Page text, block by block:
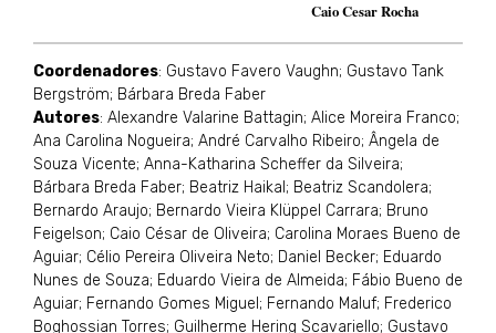
Caio Cesar Rocha
Coordenadores: Gustavo Favero Vaughn; Gustavo Tank
Bergström; Bárbara Breda Faber
Autores: Alexandre Valarine Battagin; Alice Moreira Franco;
Ana Carolina Nogueira; André Carvalho Ribeiro; Ângela de
Souza Vicente; Anna-Katharina Scheffer da Silveira;
Bárbara Breda Faber; Beatriz Haikal; Beatriz Scandolera;
Bernardo Araujo; Bernardo Vieira Klüppel Carrara; Bruno
Feigelson; Caio César de Oliveira; Carolina Moraes Bueno de
Aguiar; Célio Pereira Oliveira Neto; Daniel Becker; Eduardo
Nunes de Souza; Eduardo Vieira de Almeida; Fábio Bueno de
Aguiar; Fernando Gomes Miguel; Fernando Maluf; Frederico
Boghossian Torres; Guilherme Hering Scavariello; Gustavo